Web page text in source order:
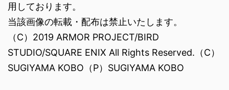
用しております。
当該画像の転載・配布は禁止いたします。
（C）2019 ARMOR PROJECT/BIRD
STUDIO/SQUARE ENIX All Rights Reserved.（C）
SUGIYAMA KOBO（P）SUGIYAMA KOBO